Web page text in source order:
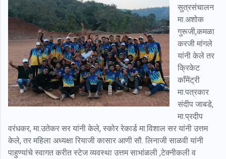
सुत्रसंचालन
मा.अशोक
गुरूजी,कमळा
करजी मांगले
यांनी केले तर
क्रिकेट
काँमेंट्री
मा.पत्रकार
संदीप जाबडे,
मा.प्रदीप
वरंधकर, मा.उतेकर सर यांनी केले, स्कोर रेकार्ड मा.विशाल सर यांनी उत्तम
केले, तर महिला अध्यक्षा रियाजी कासार आणी सौ. लिनाजी साळवी यांनी
पाहुण्यांचे स्वागत करीत स्टेज व्यवस्था उत्तम साभांळली ,टेक्नीकली व